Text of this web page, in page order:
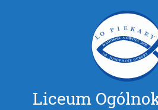
Liceum